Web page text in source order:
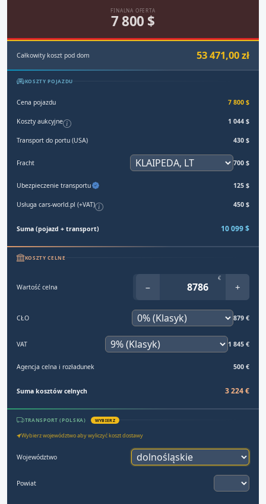
FINALNA OFERTA
7 800 $
Całkowity koszt pod dom 53 471,00 zł
KOSZTY POJAZDU
Cena pojazdu 7 800 $
Koszty aukcyjne 1 044 $
Transport do portu (USA) 430 $
Fracht 700 $
Ubezpieczenie transportu 125 $
Usługa cars-world.pl (+VAT) 450 $
Suma (pojazd + transport) 10 099 $
KOSZTY CELNE
Wartość celna −
€
+
CŁO 879 €
VAT 1 845 €
Agencja celna i rozładunek 500 €
Suma kosztów celnych 3 224 €
TRANSPORT (POLSKA) WYBIERZ
Wybierz województwo aby wyliczyć koszt dostawy
Województwo
Powiat